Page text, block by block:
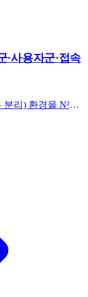
사용자군·접속
리) 환경을 N²SF